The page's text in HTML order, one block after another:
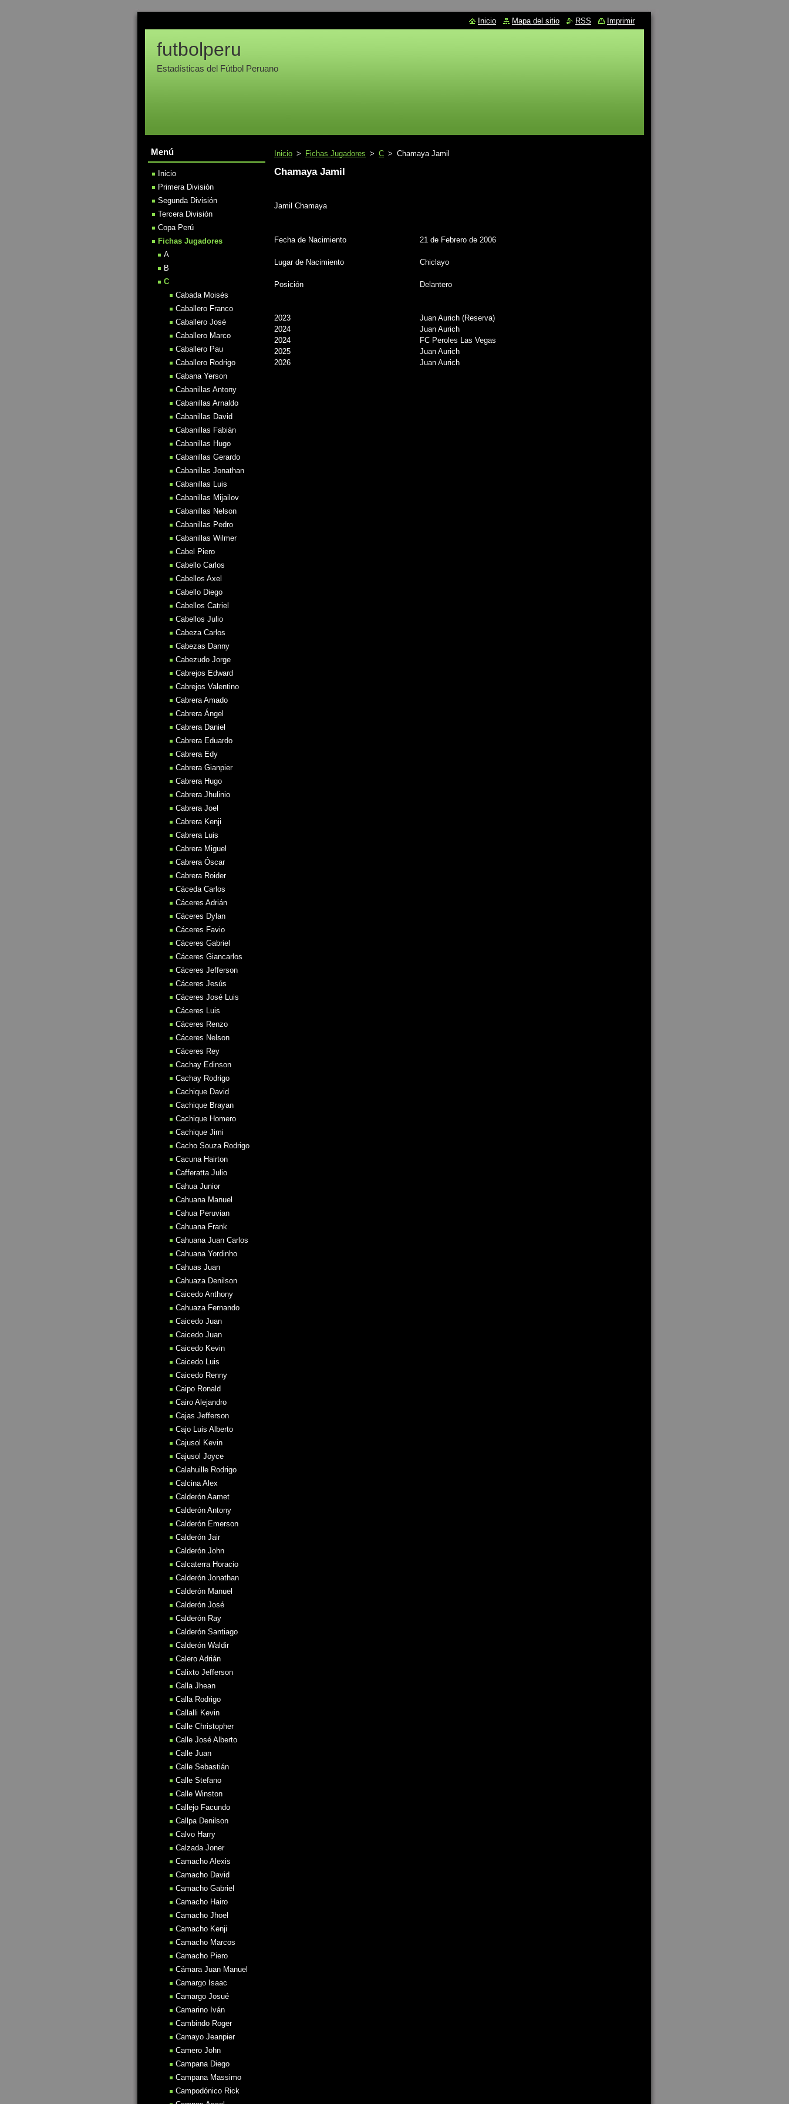
futbolperu
Estadísticas del Fútbol Peruano
Inicio > Fichas Jugadores > C > Chamaya Jamil
Chamaya Jamil
Jamil Chamaya
Fecha de Nacimiento 21 de Febrero de 2006
Lugar de Nacimiento Chiclayo
Posición Delantero
2023
Juan Aurich (Reserva)
2024
Juan Aurich
2024
FC Peroles Las Vegas
2025
Juan Aurich
2026
Juan Aurich
Menú
Inicio
Primera División
Segunda División
Tercera División
Copa Perú
Fichas Jugadores
A
B
C
Cabada Moisés
Caballero Franco
Caballero José
Caballero Marco
Caballero Pau
Caballero Rodrigo
Cabana Yerson
Cabanillas Antony
Cabanillas Arnaldo
Cabanillas David
Cabanillas Fabián
Cabanillas Hugo
Cabanillas Gerardo
Cabanillas Jonathan
Cabanillas Luis
Cabanillas Mijailov
Cabanillas Nelson
Cabanillas Pedro
Cabanillas Wilmer
Cabel Piero
Cabello Carlos
Cabellos Axel
Cabello Diego
Cabellos Catriel
Cabellos Julio
Cabeza Carlos
Cabezas Danny
Cabezudo Jorge
Cabrejos Edward
Cabrejos Valentino
Cabrera Amado
Cabrera Ángel
Cabrera Daniel
Cabrera Eduardo
Cabrera Edy
Cabrera Gianpier
Cabrera Hugo
Cabrera Jhulinio
Cabrera Joel
Cabrera Kenji
Cabrera Luis
Cabrera Miguel
Cabrera Óscar
Cabrera Roider
Cáceda Carlos
Cáceres Adrián
Cáceres Dylan
Cáceres Favio
Cáceres Gabriel
Cáceres Giancarlos
Cáceres Jefferson
Cáceres Jesús
Cáceres José Luis
Cáceres Luis
Cáceres Renzo
Cáceres Nelson
Cáceres Rey
Cachay Edinson
Cachay Rodrigo
Cachique David
Cachique Brayan
Cachique Homero
Cachique Jimi
Cacho Souza Rodrigo
Cacuna Hairton
Cafferatta Julio
Cahua Junior
Cahuana Manuel
Cahua Peruvian
Cahuana Frank
Cahuana Juan Carlos
Cahuana Yordinho
Cahuas Juan
Cahuaza Denilson
Caicedo Anthony
Cahuaza Fernando
Caicedo Juan
Caicedo Juan
Caicedo Kevin
Caicedo Luis
Caicedo Renny
Caipo Ronald
Cairo Alejandro
Cajas Jefferson
Cajo Luis Alberto
Cajusol Kevin
Cajusol Joyce
Calahuille Rodrigo
Calcina Alex
Calderón Aamet
Calderón Antony
Calderón Emerson
Calderón Jair
Calderón John
Calcaterra Horacio
Calderón Jonathan
Calderón Manuel
Calderón José
Calderón Ray
Calderón Santiago
Calderón Waldir
Calero Adrián
Calixto Jefferson
Calla Jhean
Calla Rodrigo
Callalli Kevin
Calle Christopher
Calle José Alberto
Calle Juan
Calle Sebastián
Calle Stefano
Calle Winston
Callejo Facundo
Callpa Denilson
Calvo Harry
Calzada Joner
Camacho Alexis
Camacho David
Camacho Gabriel
Camacho Hairo
Camacho Jhoel
Camacho Kenji
Camacho Marcos
Camacho Piero
Cámara Juan Manuel
Camargo Isaac
Camargo Josué
Camarino Iván
Cambindo Roger
Camayo Jeanpier
Camero John
Campana Diego
Campana Massimo
Campodónico Rick
Inicio Mapa del sitio RSS Imprimir